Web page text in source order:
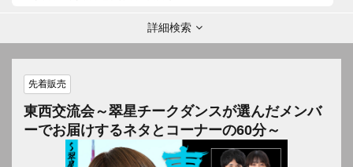
詳細検索
先着販売
東西交流会～翠星チークダンスが選んだメンバ
ーでお届けするネタとコーナーの60分～